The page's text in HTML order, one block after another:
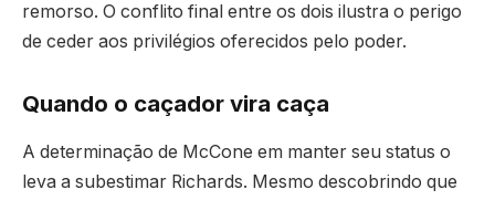
remorso. O conflito final entre os dois ilustra o perigo
de ceder aos privilégios oferecidos pelo poder.
Quando o caçador vira caça
A determinação de McCone em manter seu status o
leva a subestimar Richards. Mesmo descobrindo que